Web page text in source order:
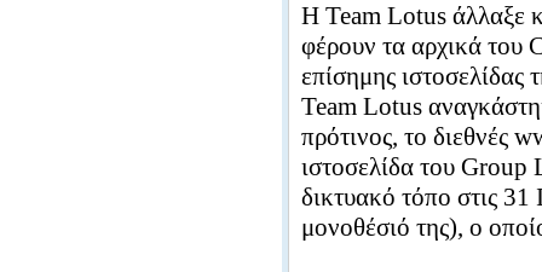
Η Team Lotus άλλαξε
φέρουν τα αρχικά του
επίσημης
Team Lotus
πρότινος, το διεθνές
ιστοσελίδα του
δικτυακό τόπο στις 31
μονοθέσιό της), ο